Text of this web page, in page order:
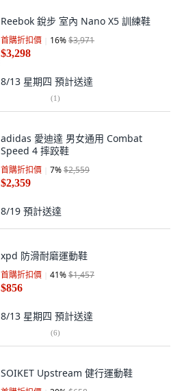
Reebok 銳步 室內 Nano X5 訓練鞋
首購折扣價 16%$3,971
$3,298
8/13 星期四 預計送達
(1)
adidas 愛迪達 男女通用 Combat
Speed 4 摔跤鞋
首購折扣價 7%$2,559
$2,359
8/19 預計送達
xpd 防滑耐磨運動鞋
首購折扣價 41%$1,457
$856
8/13 星期四 預計送達
(6)
SOIKET Upstream 健行運動鞋